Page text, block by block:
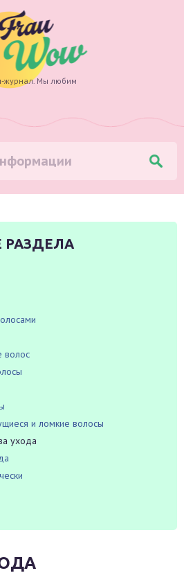
журнал. Мы любим
волос
и ломкие волосы
ухода